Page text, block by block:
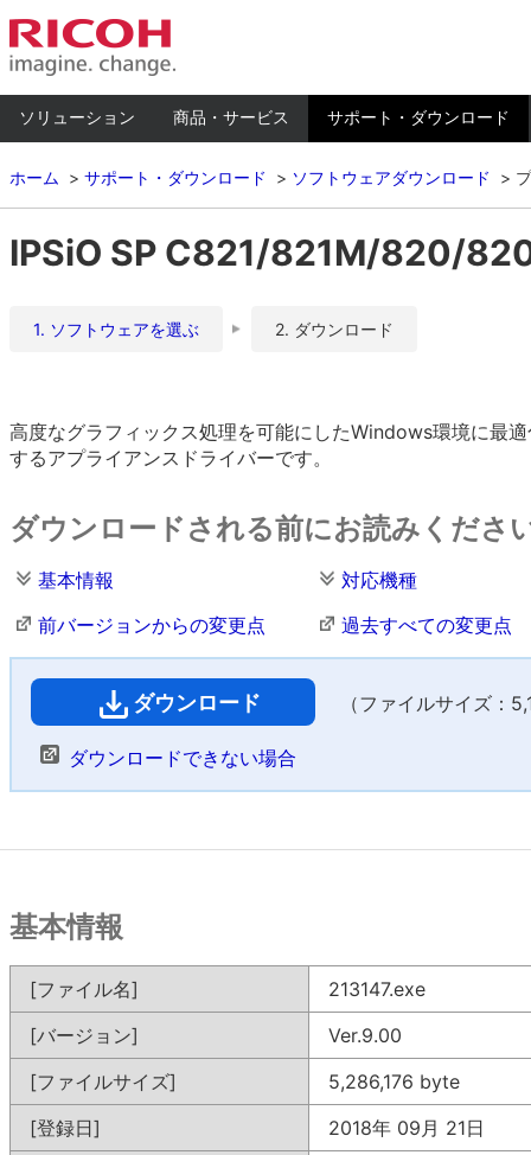
ソリューション 商品・サービス サポート・ダウンロード
ホーム サポート・ダウンロード ソフトウェアダウンロード
IPSiO SP C821/821M/820/
1. ソフトウェアを選ぶ 2. ダウンロード
高度なグラフィックス処理を可能にしたWindows環境に最
するアプライアンスドライバーです。
ダウンロードされる前にお読みくださ
基本情報
対応機種
前バージョンからの変更点
過去すべての変更点
ダウンロード （ファイルサイズ：
ダウンロードできない場合
基本情報
[ファイル名]
213147.exe
[バージョン]
Ver.9.00
[ファイルサイズ]
5,286,176 byte
[登録日]
2018年 09月 21日